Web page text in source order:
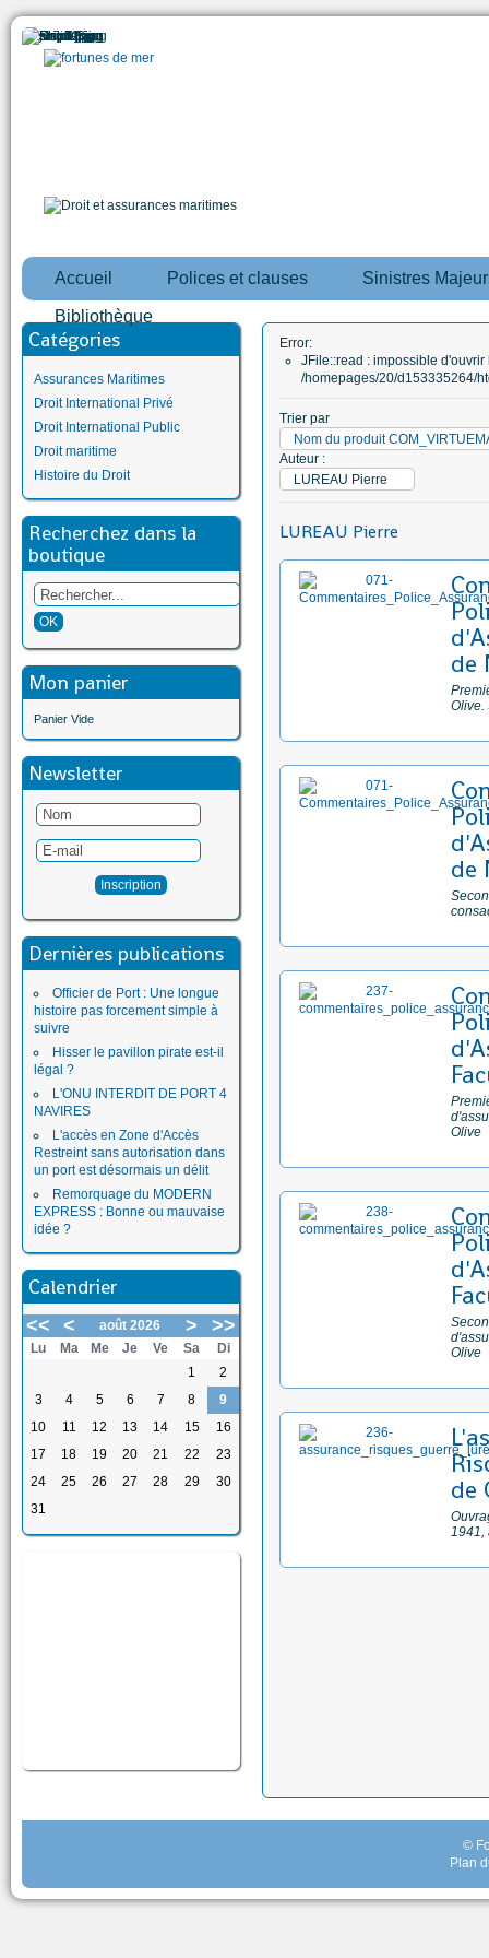
Accueil Polices et clauses Sinistres
Bibliothèque
Catégories
Assurances Maritimes
Droit International Privé
Droit International Public
Droit maritime
Histoire du Droit
Recherchez dans la
boutique
Mon panier
Panier Vide
Newsletter
Dernières publications
Officier de Port : Une longue
histoire pas forcement simple à
suivre
Hisser le pavillon pirate est-il
légal ?
L'ONU INTERDIT DE PORT 4
NAVIRES
L'accès en Zone d'Accès
Restreint sans autorisation dans
un port est désormais un délit
Remorquage du MODERN
EXPRESS : Bonne ou mauvaise
idée ?
Calendrier
<< < août 2026 > >>
Lu Ma Me Je Ve Sa
Di
1
2
3
4 5 6 7 8
9
10
11 12 13 14 15
16
17
18 19 20 21 22
23
24
25 26 27 28 29
30
31
Error:
JFile::read : impossible d'ouvrir
/homepages/20/d153335264/
Trier par
Nom du produit
Auteur :
LUREAU Pierre
LUREAU Pierre
de
Olive.
de
Olive
Olive
de
1941,
©
Plan